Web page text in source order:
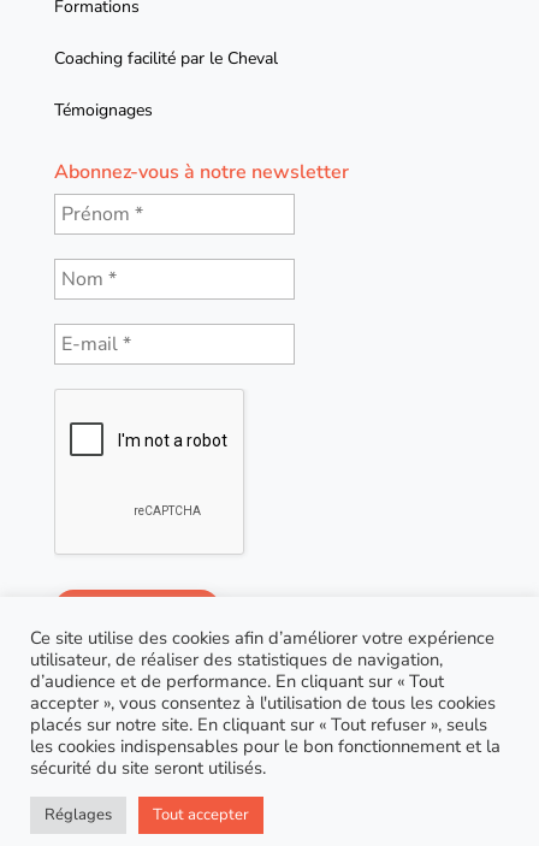
Formations
Coaching facilité par le Cheval
Témoignages
Abonnez-vous à notre newsletter
parMarion Houzé
Ce site utilise des cookies afin d’améliorer votre expérience
utilisateur, de réaliser des statistiques de navigation,
d’audience et de performance. En cliquant sur « Tout
accepter », vous consentez à l'utilisation de tous les cookies
placés sur notre site. En cliquant sur « Tout refuser », seuls
les cookies indispensables pour le bon fonctionnement et la
sécurité du site seront utilisés.
Réglages Tout accepter